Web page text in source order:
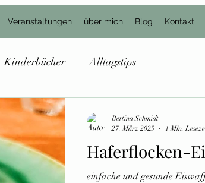
Veranstaltungen über mich Blog Kontakt
Kinderbücher Alltagstips
Haferflocken-
einfache und gesunde
Bettina Schmidt
27. März 2025
1 Min.